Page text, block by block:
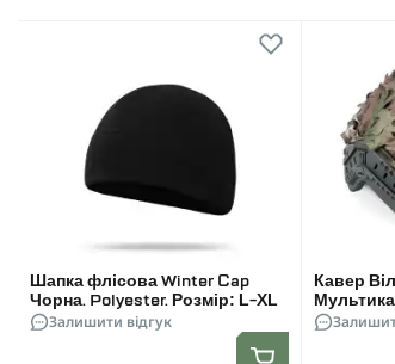
Шапка флісова Winter Cap
Чорна. Polyester. Розмір: L-XL
Залишити відгук
Кавер
FAST,